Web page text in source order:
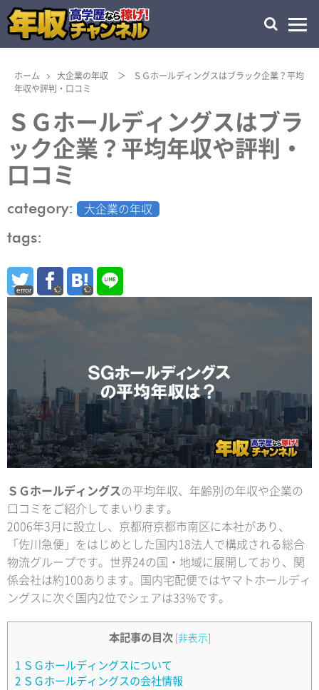
ホーム 大企業の年収 ＞
ＳＧホールディングスはブラック企業？平均
年収や評判・口コミ
ＳＧホールディングスはブラ
ック企業？平均年収や評判・
口コミ
category: 大企業の年収
tags:
error
ＳＧホールディングスの平均年収、年齢別の年収や企業の
口コミをご紹介してまいります。
2006年3月に設立し、京都府京都市南区に本社があり、
「佐川急便」をはじめとした国内18法人で構成される総合
物流グループです。世界24の国・地域に展開しており、関
係会社は約100あります。国内宅配便ではヤマトホールディ
ングスに次ぐ国内2位でシェアは33%です。
本記事の目次 非表示
1 ＳＧホールディングスについて
2 ＳＧホールディングスの会社情報